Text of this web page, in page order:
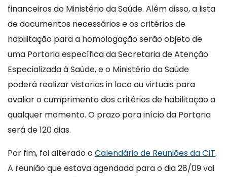
financeiros do Ministério da Saúde. Além disso, a lista
de documentos necessários e os critérios de
habilitação para a homologação serão objeto de
uma Portaria específica da Secretaria de Atenção
Especializada à Saúde, e o Ministério da Saúde
poderá realizar vistorias in loco ou virtuais para
avaliar o cumprimento dos critérios de habilitação a
qualquer momento. O prazo para início da Portaria
será de 120 dias.
Por fim, foi alterado oCalendário de Reuniões da CIT.
A reunião que estava agendada para o dia 28/09 vai